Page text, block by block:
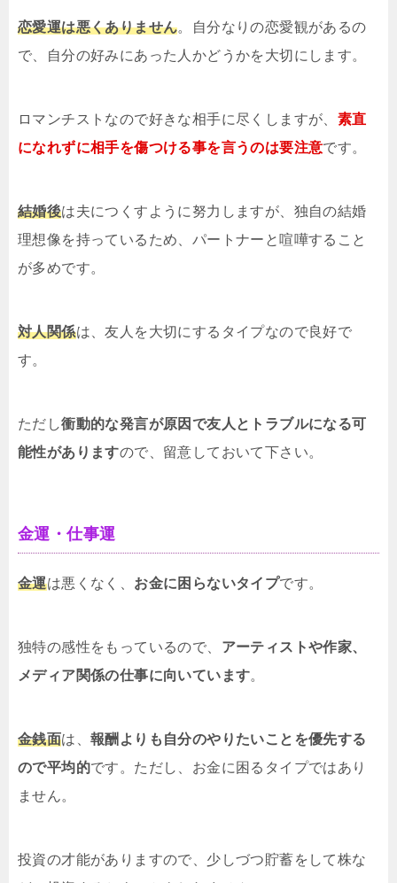
恋愛運は悪くありません。自分なりの恋愛観があるの
で、自分の好みにあった人かどうかを大切にします。
ロマンチストなので好きな相手に尽くしますが、 素直
になれずに相手を傷つける事を言うのは要注意です。
結婚後は夫につくすように努力しますが、独自の結婚
理想像を持っているため、パートナーと喧嘩すること
が多めです。
対人関係は、友人を大切にするタイプなので良好で
す。
ただし衝動的な発言が原因で友人とトラブルになる可
能性がありますので、留意しておいて下さい。
金運・仕事運
金運は悪くなく、 お金に困らないタイプです。
独特の感性をもっているので、 アーティストや作家、
メディア関係の仕事に向いています。
金銭面は、報酬よりも自分のやりたいことを優先する
ので平均的です。ただし、お金に困るタイプではあり
ません。
投資の才能がありますので、少しづつ貯蓄をして株な